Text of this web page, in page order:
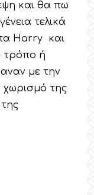
και θα πω
τελικά
Harry και
τρόπο ή
με την
χωρισμό της